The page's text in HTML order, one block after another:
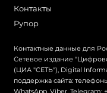
Контакты
Рупор
Контактные данные для
Сетевое издание
(ЦИА "СЕТЬ"), Digital
поддержка сайта: